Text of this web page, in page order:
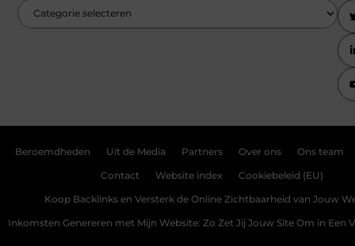
Beroemdheden Uit de Media Partners Over ons Ons team
Contact Website index Cookiebeleid (EU)
Koop Backlinks en Versterk de Online Zichtbaarheid van Jouw
Inkomsten Genereren met Mijn Website: Zo Zet Jij Jouw Site Om in Een